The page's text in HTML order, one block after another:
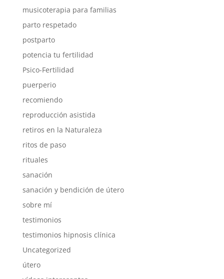
musicoterapia para familias
parto respetado
postparto
potencia tu fertilidad
Psico-Fertilidad
puerperio
recomiendo
reproducción asistida
retiros en la Naturaleza
ritos de paso
rituales
sanación
sanación y bendición de útero
sobre mí
testimonios
testimonios hipnosis clínica
Uncategorized
útero